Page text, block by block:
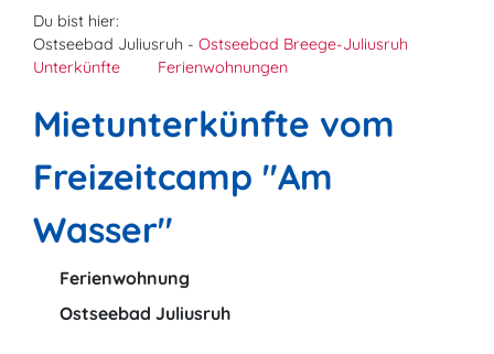
Du bist hier:
Ostseebad Juliusruh - Ostseebad Breege-Juliusruh
Unterkünfte
Ferienwohnungen
Mietunterkünfte vom
Freizeitcamp "Am
Wasser"
Ferienwohnung
Ostseebad Juliusruh